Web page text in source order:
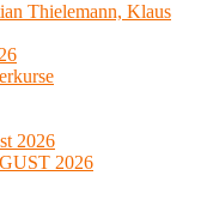
Thielemann, Klaus
2026
2026